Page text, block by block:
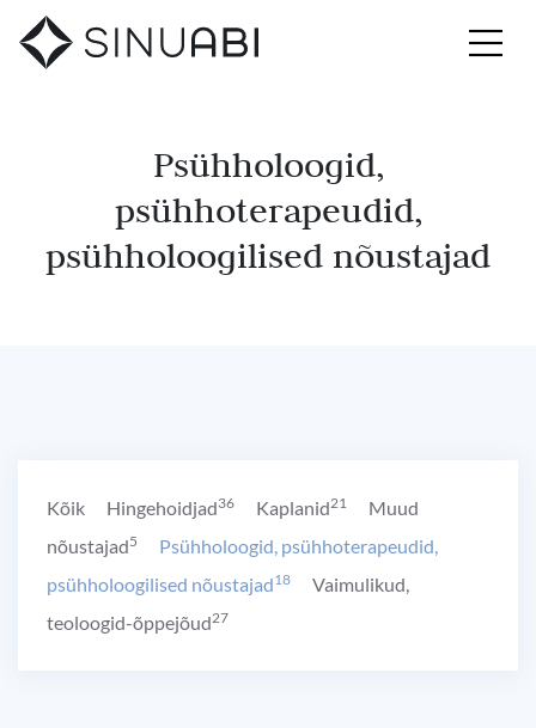
Psühholoogid,
psühhoterapeudid,
psühholoogilised nõustajad
Kõik Hingehoidjad36 Kaplanid21
Muud
nõustajad5
Psühholoogid, psühhoterapeudid,
psühholoogilised nõustajad18
Vaimulikud,
teoloogid-õppejõud27